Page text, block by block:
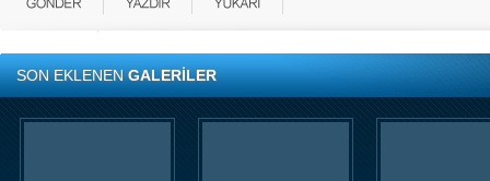
SON EKLENENGALERİLER